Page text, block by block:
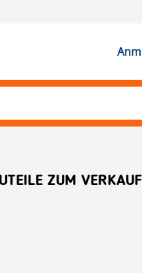
ZUM VERKAUF